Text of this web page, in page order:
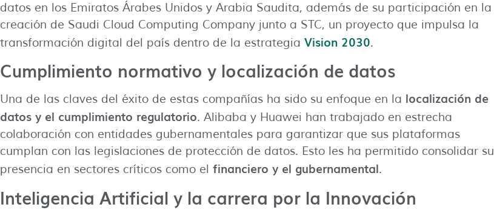
datos en los Emiratos Árabes Unidos y Arabia Saudita, además de su participación en la
creación de Saudi Cloud Computing Company junto a STC, un proyecto que impulsa la
transformación digital del país dentro de la estrategia Vision 2030.
Cumplimiento normativo y localización de datos
Una de las claves del éxito de estas compañías ha sido su enfoque en la localización de
datos y el cumplimiento regulatorio. Alibaba y Huawei han trabajado en estrecha
colaboración con entidades gubernamentales para garantizar que sus plataformas
cumplan con las legislaciones de protección de datos. Esto les ha permitido consolidar su
presencia en sectores críticos como el financiero y el gubernamental.
Inteligencia Artificial y la carrera por la Innovación